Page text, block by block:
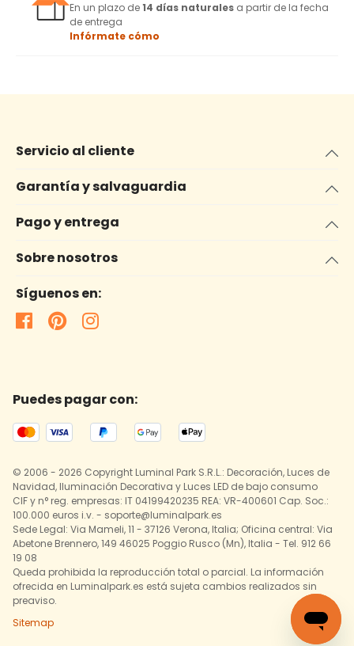
En un plazo de14 días naturales a partir de la fecha
de entrega
Infórmate cómo
Servicio al cliente
Garantía y salvaguardia
Pago y entrega
Sobre nosotros
Síguenos en:
Puedes pagar con:
© 2006 - 2026 Copyright Luminal Park S.R.L.: Decoración, Luces de
Navidad, Iluminación Decorativa y Luces LED de bajo consumo
CIF y n° reg. empresas: IT 04199420235 REA: VR-400601 Cap. Soc.:
100.000 euros i.v. - soporte@luminalpark.es
Sede Legal: Via Mameli, 11 - 37126 Verona, Italia; Oficina central: Via
Abetone Brennero, 149 46025 Poggio Rusco (Mn), Italia - Tel. 912 66
19 08
Queda prohibida la reproducción total o parcial. La información
ofrecida en Luminalpark.es está sujeta cambios realizados sin
preaviso.
Sitemap